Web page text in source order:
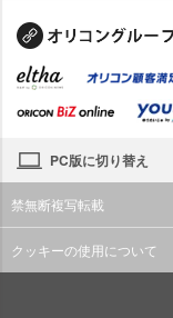
PC版に切り替え
禁無断複写転載
クッキーの使用について